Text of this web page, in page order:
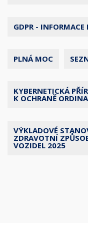
GDPR - INFORMACE
PLNÁ MOC
KYBERNETICKÁ
K OCHRANĚ
VÝKLADOVÉ
ZDRAVOTNÍ
VOZIDEL 2025